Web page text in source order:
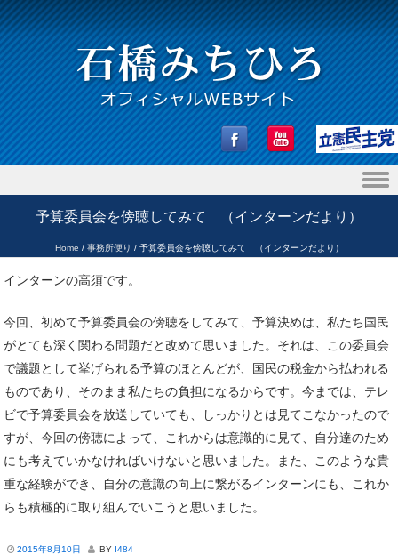
Skip to content
予算委員会を傍聴してみて （インターンだより）
Home /事務所便り /予算委員会を傍聴してみて （インターンだより）
インターンの高須です。
今回、初めて予算委員会の傍聴をしてみて、予算決めは、私たち国民
がとても深く関わる問題だと改めて思いました。それは、この委員会
で議題として挙げられる予算のほとんどが、国民の税金から払われる
ものであり、そのまま私たちの負担になるからです。今までは、テレ
ビで予算委員会を放送していても、しっかりとは見てこなかったので
すが、今回の傍聴によって、これからは意識的に見て、自分達のため
にも考えていかなければいけないと思いました。また、このような貴
重な経験ができ、自分の意識の向上に繋がるインターンにも、これか
らも積極的に取り組んでいこうと思いました。
2015年8月10日 BY I484